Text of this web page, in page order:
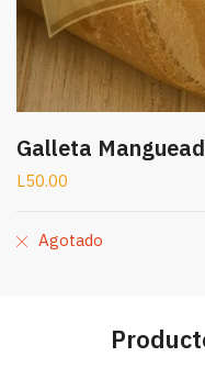
Galleta
L50.00
Agotado